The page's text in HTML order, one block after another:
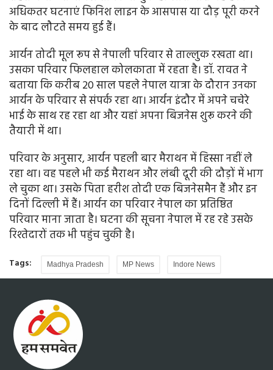
अधिकतर घटनाएं फिनिश लाइन के आसपास या दौड़ पूरी करने
के बाद लौटते समय हुई हैं।
आर्यन तोदी मूल रूप से नेपाली परिवार से ताल्लुक रखता था।
उसका परिवार फिलहाल कोलकाता में रहता है। डॉ. रावत ने
बताया कि करीब 20 साल पहले नेपाल यात्रा के दौरान उनका
आर्यन के परिवार से संपर्क रहा था। आर्यन इंदौर में अपने चचेरे
भाई के साथ रह रहा था और यहां अपना बिजनेस शुरू करने की
तैयारी में था।
परिवार के अनुसार, आर्यन पहली बार मैराथन में हिस्सा नहीं ले
रहा था। वह पहले भी कई मैराथन और लंबी दूरी की दौड़ों में भाग
ले चुका था। उसके पिता हरीश तोदी एक बिजनेसमैन हैं और इन
दिनों दिल्ली में हैं। आर्यन का परिवार नेपाल का प्रतिष्ठित
परिवार माना जाता है। घटना की सूचना नेपाल में रह रहे उसके
रिश्तेदारों तक भी पहुंच चुकी है।
Tags: Madhya Pradesh MP News Indore News